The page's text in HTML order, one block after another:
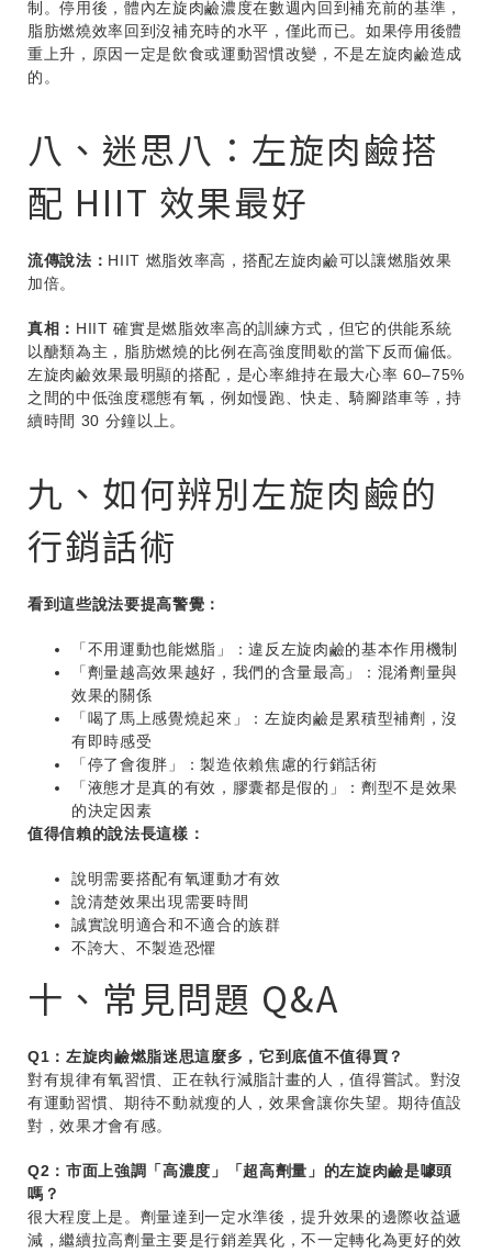
制。停用後，體內左旋肉鹼濃度在數週內回到補充前的基準，
脂肪燃燒效率回到沒補充時的水平，僅此而已。如果停用後體
重上升，原因一定是飲食或運動習慣改變，不是左旋肉鹼造成
的。
八、迷思八：左旋肉鹼搭
配 HIIT 效果最好
流傳說法： HIIT 燃脂效率高，搭配左旋肉鹼可以讓燃脂效果
加倍。
真相： HIIT 確實是燃脂效率高的訓練方式，但它的供能系統
以醣類為主，脂肪燃燒的比例在高強度間歇的當下反而偏低。
左旋肉鹼效果最明顯的搭配，是心率維持在最大心率 60–75%
之間的中低強度穩態有氧，例如慢跑、快走、騎腳踏車等，持
續時間 30 分鐘以上。
九、如何辨別左旋肉鹼的
行銷話術
看到這些說法要提高警覺：
「不用運動也能燃脂」：違反左旋肉鹼的基本作用機制
「劑量越高效果越好，我們的含量最高」：混淆劑量與
效果的關係
「喝了馬上感覺燒起來」：左旋肉鹼是累積型補劑，沒
有即時感受
「停了會復胖」：製造依賴焦慮的行銷話術
「液態才是真的有效，膠囊都是假的」：劑型不是效果
的決定因素
值得信賴的說法長這樣：
說明需要搭配有氧運動才有效
說清楚效果出現需要時間
誠實說明適合和不適合的族群
不誇大、不製造恐懼
十、常見問題 Q&A
Q1：左旋肉鹼燃脂迷思這麼多，它到底值不值得買？
對有規律有氧習慣、正在執行減脂計畫的人，值得嘗試。對沒
有運動習慣、期待不動就瘦的人，效果會讓你失望。期待值設
對，效果才會有感。
Q2：市面上強調「高濃度」「超高劑量」的左旋肉鹼是噱頭
嗎？
很大程度上是。劑量達到一定水準後，提升效果的邊際收益遞
減，繼續拉高劑量主要是行銷差異化，不一定轉化為更好的效